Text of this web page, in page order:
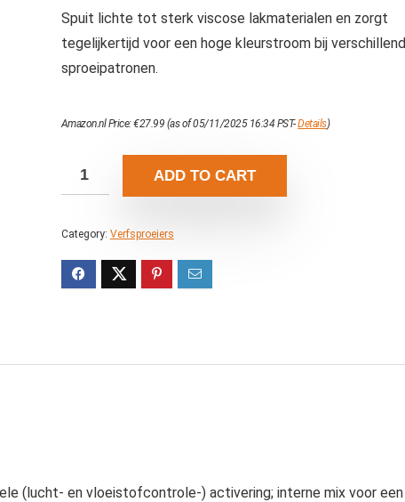
Spuit lichte tot sterk viscose lakmaterialen en zorgt
tegelijkertijd voor een hoge kleurstroom bij
sproeipatronen.
Amazon.nl Price:€27.99 (as of 05/11/2025 16:34 PST-Details)
ADD TO CART
Category: Verfsproeiers
(lucht- en vloeistofcontrole-) activering; interne mix voor een